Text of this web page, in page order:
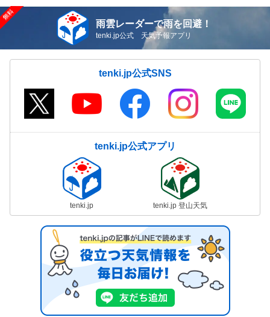
雨雲レーダーで雨を回避！
tenki.jp公式 天気予報アプリ
tenki.jp公式SNS
tenki.jp公式アプリ
tenki.jp tenki.jp 登山天気